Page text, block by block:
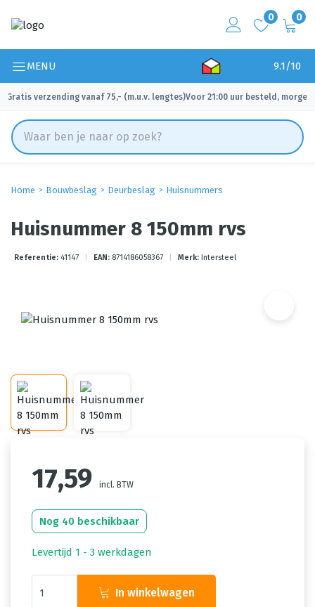
0 0
MENU 9.1/10
Gratis verzending vanaf 75,- (m.u.v. lengtes)
✓ Voor 21:00 uur besteld, morgen
Home Bouwbeslag Deurbeslag Huisnummers
Huisnummer 8 150mm rvs
Referentie: 41147 EAN: 8714186058367 Merk: Intersteel
17,59 incl. BTW
Nog 40 beschikbaar
Levertijd 1 - 3 werkdagen
In winkelwagen